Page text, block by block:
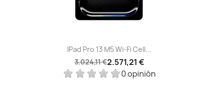
IPad Pro 13 M5 Wi‑Fi Cell...
3.024,11 €2.571,21 €
0 opinión